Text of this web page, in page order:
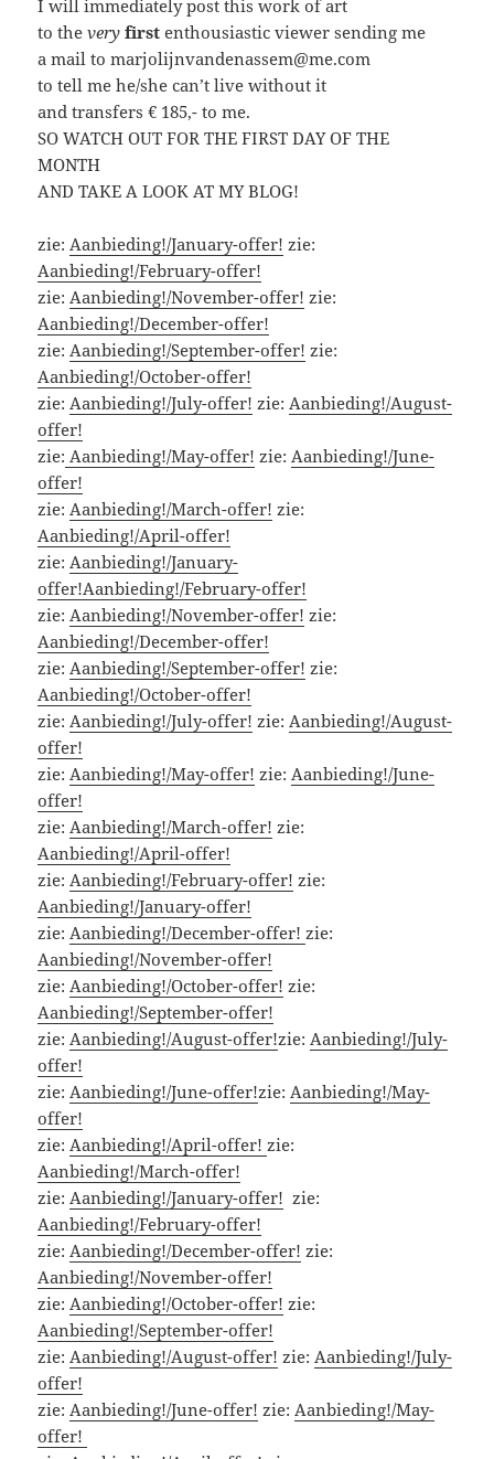
I will immediately post this work of art
to theveryfirst enthousiastic viewer sending me
a mail to marjolijnvandenassem@me.com
to tell me he/she can’t live without it
and transfers € 185,- to me.
SO WATCH OUT FOR THE FIRST DAY OF THE
MONTH
AND TAKE A LOOK AT MY BLOG!
zie:Aanbieding!/January-offer! zie:
Aanbieding!/February-offer!
zie:Aanbieding!/November-offer! zie:
Aanbieding!/December-offer!
zie:Aanbieding!/September-offer! zie:
Aanbieding!/October-offer!
zie:Aanbieding!/July-offer! zie:Aanbieding!/August-
offer!
zie: Aanbieding!/May-offer! zie:Aanbieding!/June-
offer!
zie:Aanbieding!/March-offer! zie:
Aanbieding!/April-offer!
zie:Aanbieding!/January-
offer!Aanbieding!/February-offer!
zie:Aanbieding!/November-offer! zie:
Aanbieding!/December-offer!
zie:Aanbieding!/September-offer! zie:
Aanbieding!/October-offer!
zie:Aanbieding!/July-offer! zie:Aanbieding!/August-
offer!
zie:Aanbieding!/May-offer! zie:Aanbieding!/June-
offer!
zie:Aanbieding!/March-offer! zie:
Aanbieding!/April-offer!
zie:Aanbieding!/February-offer! zie:
Aanbieding!/January-offer!
zie:Aanbieding!/December-offer!zie:
Aanbieding!/November-offer!
zie:Aanbieding!/October-offer! zie:
Aanbieding!/September-offer!
zie:Aanbieding!/August-offer!zie:Aanbieding!/July-
offer!
zie:Aanbieding!/June-offer!zie:Aanbieding!/May-
offer!
zie:Aanbieding!/April-offer!zie:
Aanbieding!/March-offer!
zie:Aanbieding!/January-offer! zie:
Aanbieding!/February-offer!
zie:Aanbieding!/December-offer! zie:
Aanbieding!/November-offer!
zie:Aanbieding!/October-offer! zie:
Aanbieding!/September-offer!
zie:Aanbieding!/August-offer! zie:Aanbieding!/July-
offer!
zie:Aanbieding!/June-offer! zie:Aanbieding!/May-
offer!